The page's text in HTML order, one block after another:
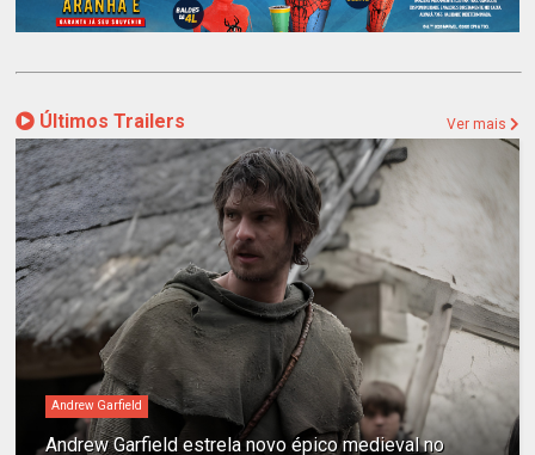
Últimos Trailers Ver mais
Andrew Garfield
Andrew Garfield estrela novo épico medieval no